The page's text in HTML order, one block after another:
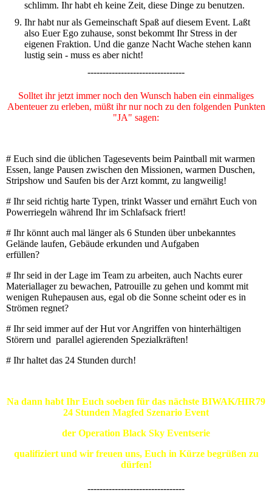
schlimm. Ihr habt eh keine Zeit, diese Dinge zu benutzen.
Ihr habt nur als Gemeinschaft Spaß auf diesem Event. Laßt
also Euer Ego zuhause, sonst bekommt Ihr Stress in der
eigenen Fraktion. Und die ganze Nacht Wache stehen kann
lustig sein - muss es aber nicht!
--------------------------------
Solltet ihr jetzt immer noch den Wunsch haben ein einmaliges
Abenteuer zu erleben, müßt ihr nur noch zu den folgenden Punkten
"JA" sagen:
# Euch sind die üblichen Tagesevents beim Paintball mit warmen
Essen, lange Pausen zwischen den Missionen, warmen Duschen,
Stripshow und Saufen bis der Arzt kommt, zu langweilig!
# Ihr seid richtig harte Typen, trinkt Wasser und ernährt Euch von
Powerriegeln während Ihr im Schlafsack friert!
# Ihr könnt auch mal länger als 6 Stunden über unbekanntes
Gelände laufen, Gebäude erkunden und Aufgaben
erfüllen?
# Ihr seid in der Lage im Team zu arbeiten, auch Nachts eurer
Materiallager zu bewachen, Patrouille zu gehen und kommt mit
wenigen Ruhepausen aus, egal ob die Sonne scheint oder es in
Strömen regnet?
# Ihr seid immer auf der Hut vor Angriffen von hinterhältigen
Störern und parallel agierenden Spezialkräften!
# Ihr haltet das 24 Stunden durch!
Na dann habt Ihr Euch soeben für das nächste BIWAK/HIR79
24 Stunden Magfed Szenario Event
der Operation Black Sky Eventserie
qualifiziert und wir freuen uns, Euch in Kürze begrüßen zu
dürfen!
--------------------------------